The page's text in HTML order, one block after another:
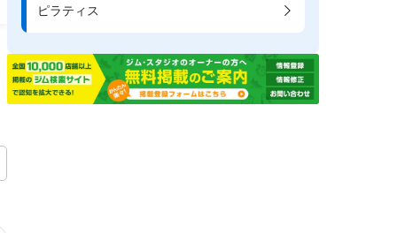
ピラティス